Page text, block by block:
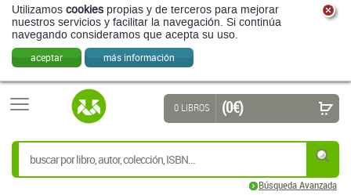
Utilizamos cookies propias y de terceros para mejorar
nuestros servicios y facilitar la navegación. Si continúa
navegando consideramos que acepta su uso.
aceptar más información
Búsqueda Avanzada
0 LIBROS (0 €)